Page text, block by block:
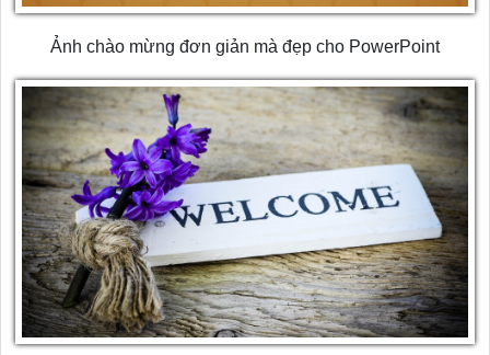
Ảnh chào mừng đơn giản mà đẹp cho PowerPoint